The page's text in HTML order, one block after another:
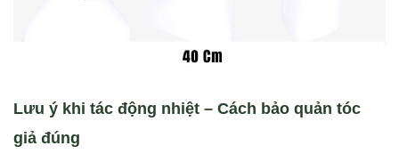
Lưu ý khi tác động nhiệt – Cách bảo quản tóc
giả đúng